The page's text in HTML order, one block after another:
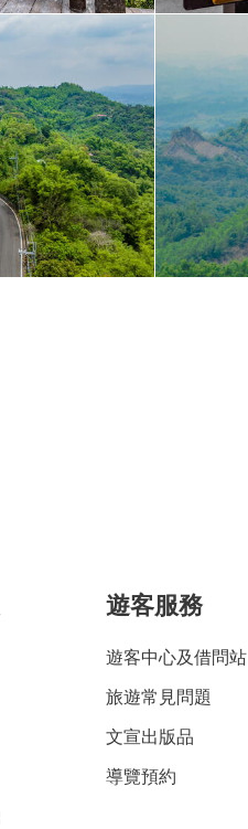
遊客服務
遊客中心及借問站
旅遊常見問題
文宣出版品
導覽預約